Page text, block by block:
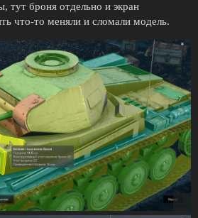
тут броня отдельно и экран
что-то меняли и сломали модель.